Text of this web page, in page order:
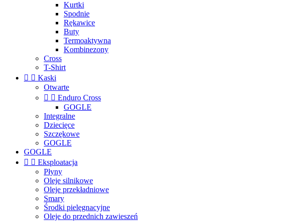
Kurtki
Spodnie
Rękawice
Buty
Termoaktywna
Kombinezony
Cross
T-Shirt
  Kaski
Otwarte
  Enduro Cross
GOGLE
Integralne
Dziecięce
Szczękowe
GOGLE
GOGLE
  Eksploatacja
Płyny
Oleje silnikowe
Oleje przekładniowe
Smary
Środki pielęgnacyjne
Oleje do przednich zawieszeń